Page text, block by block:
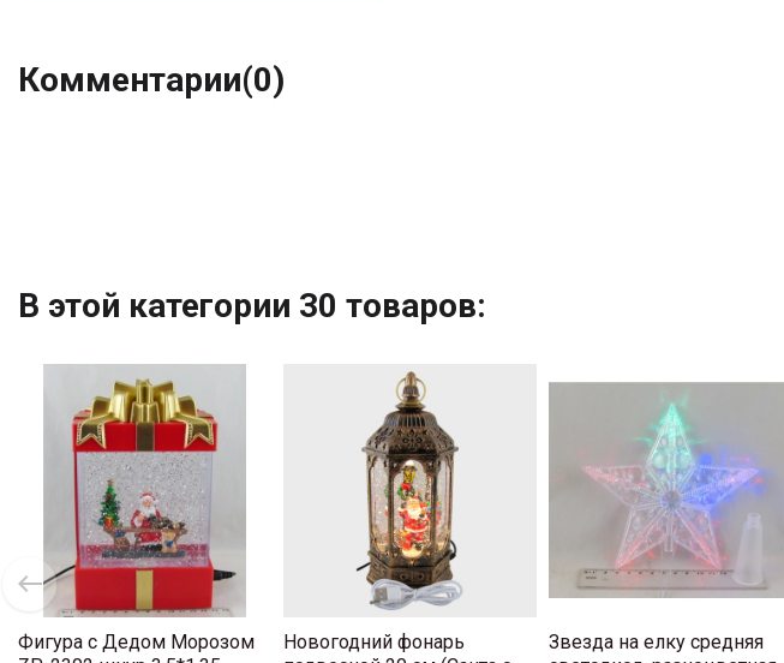
Комментарии(0)
В этой категории 30 товаров:
Фигура с Дедом Морозом
Новогодний фонарь
Звезда на елку средняя